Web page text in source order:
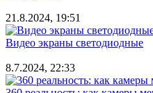
21.8.2024, 19:51
Видео экраны светодиодные
8.7.2024, 22:33